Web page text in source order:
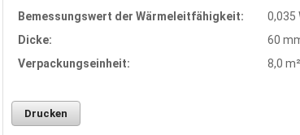
Bemessungswert der Wärmeleitfähigkeit:
0,035
Dicke:
60
Verpackungseinheit:
8,0
Drucken